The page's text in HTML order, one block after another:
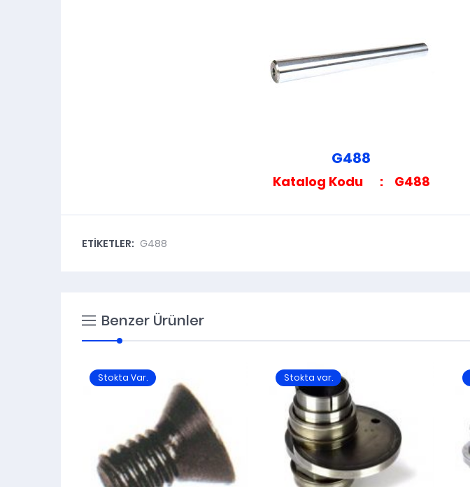
G488
Katalog Kodu : G488
ETİKETLER: G488
Benzer Ürünler
Stokta Var. Stokta var.